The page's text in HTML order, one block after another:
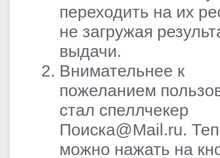
переходить на их
не загружая
выдачи.
Внимательнее к
пожеланием
стал спеллчекер
Поиска@Mail.ru.
можно нажать на